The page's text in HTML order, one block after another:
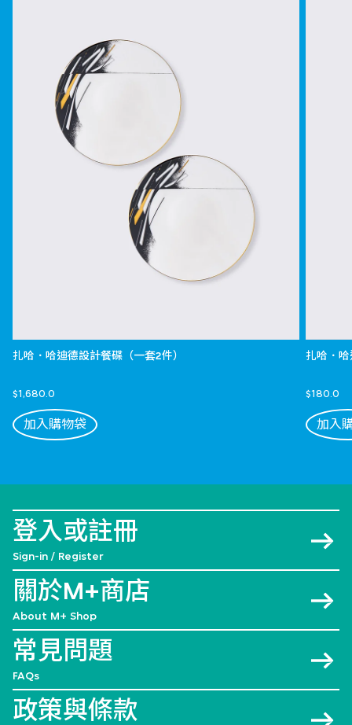
扎哈．哈迪德設計餐碟（一套2件）
$1,680.0
加入購物袋
扎哈．
$180.0
加入
登入或註冊
Sign-in / Register
關於M+商店
About M+ Shop
常見問題
FAQs
政策與條款